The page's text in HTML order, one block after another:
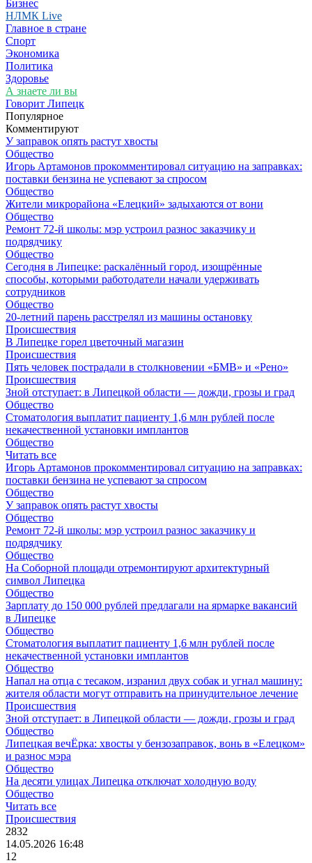
Бизнес
НЛМК Live
Главное в стране
Спорт
Экономика
Политика
Здоровье
А знаете ли вы
Говорит Липецк
Популярное
Комментируют
У заправок опять растут хвосты
Общество
Игорь Артамонов прокомментировал ситуацию на заправках:
поставки бензина не успевают за спросом
Общество
Жители микрорайона «Елецкий» задыхаются от вони
Общество
Ремонт 72‑й школы: мэр устроил разнос заказчику и
подрядчику
Общество
Сегодня в Липецке: раскалённый город, изощрённые
способы, которыми работодатели начали удерживать
сотрудников
Общество
20-летний парень расстрелял из машины остановку
Происшествия
В Липецке горел цветочный магазин
Происшествия
Пять человек пострадали в столкновении «БМВ» и «Рено»
Происшествия
Зной отступает: в Липецкой области — дожди, грозы и град
Общество
Стоматология выплатит пациенту 1,6 млн рублей после
некачественной установки имплантов
Общество
Читать все
Игорь Артамонов прокомментировал ситуацию на заправках:
поставки бензина не успевают за спросом
Общество
У заправок опять растут хвосты
Общество
Ремонт 72‑й школы: мэр устроил разнос заказчику и
подрядчику
Общество
На Соборной площади отремонтируют архитектурный
символ Липецка
Общество
Зарплату до 150 000 рублей предлагали на ярмарке вакансий
в Липецке
Общество
Стоматология выплатит пациенту 1,6 млн рублей после
некачественной установки имплантов
Общество
Напал на отца с тесаком, изранил двух собак и угнал машину:
жителя области могут отправить на принудительное лечение
Происшествия
Зной отступает: в Липецкой области — дожди, грозы и град
Общество
Липецкая вечЁрка: хвосты у бензозаправок, вонь в «Елецком»
и разнос мэра
Общество
На десяти улицах Липецка отключат холодную воду
Общество
Читать все
Происшествия
2832
14.05.2026 16:48
12